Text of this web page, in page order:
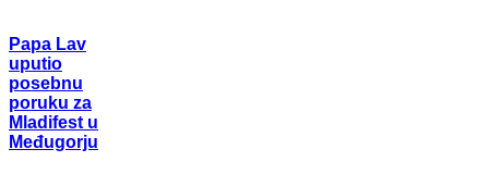
Papa Lav
uputio
posebnu
poruku za
Mladifest u
Međugorju